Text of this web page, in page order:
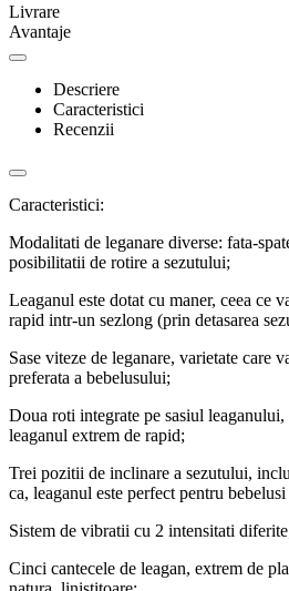
Livrare
Avantaje
Descriere
Caracteristici
Recenzii
Caracteristici:
Modalitati de leganare diverse: fata-
posibilitatii de rotire a sezutului;
Leaganul este dotat cu maner, ceea ce
rapid intr-un sezlong (prin detasarea
Sase viteze de leganare, varietate care
preferata a bebelusului;
Doua roti integrate pe sasiul leaganului,
leaganul extrem de rapid;
Trei pozitii de inclinare a sezutului,
ca, leaganul este perfect pentru
Sistem de vibratii cu 2 intensitati
Cinci cantecele de leagan, extrem de